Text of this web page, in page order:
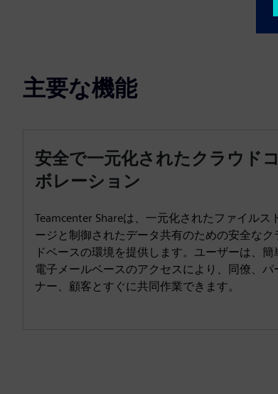
主要な機能
安全で一元化されたクラウド
ボレーション
Teamcenter Shareは、一元化されたファイルス
ージと制御されたデータ共有のための安全なク
ドベースの環境を提供します。ユーザーは、簡
電子メールベースのアクセスにより、同僚、パ
ナー、顧客とすぐに共同作業できます。